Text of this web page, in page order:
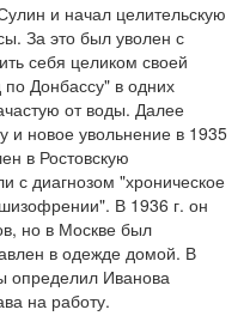
и начал целительскую
За это был уволен с
себя целиком своей
Донбассу" в одних
от воды. Далее
и новое увольнение в 1935
в Ростовскую
с диагнозом "хроническое
В 1936 г. он
но в Москве был
в одежде домой. В
определил Иванова
на работу.